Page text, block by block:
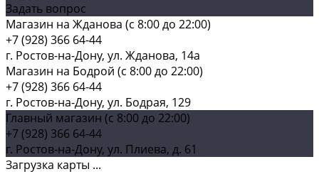
Задать вопрос
Магазин на Жданова (c 8:00 до 22:00)
+7 (928) 366 64-44
г. Ростов-на-Дону, ул. Жданова, 14а
Магазин на Бодрой (c 8:00 до 22:00)
+7 (928) 366 64-44
г. Ростов-на-Дону, ул. Бодрая, 129
Главный магазин (c 8:00 до 22:00)
+7 (928) 366 64-44
г. Ростов-на-Дону, ул. Плиева, д. 61
Загрузка карты ...